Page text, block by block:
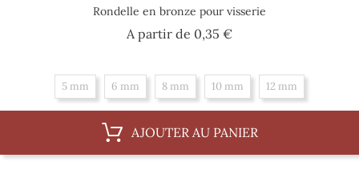
Rondelle en bronze pour visserie
A partir de 0,35 €Prix
5 mm 6 mm 8 mm 10 mm 12 mm
AJOUTER AU PANIER